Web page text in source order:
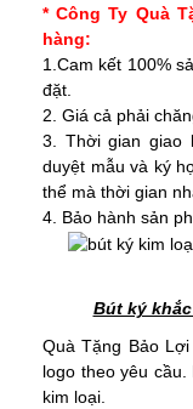
* Công Ty Quà
hàng:
1.Cam kết 100%
đặt.
2. Giá cả phải
3. Thời gian giao
duyệt mẫu và ký
thể mà thời gian
4. Bảo hành sản
Bút ký
Quà Tặng Bảo
logo theo yêu
kim loại.